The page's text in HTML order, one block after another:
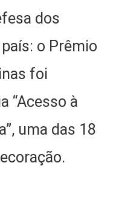
dos
o Prêmio
foi
“Acesso à
uma das 18